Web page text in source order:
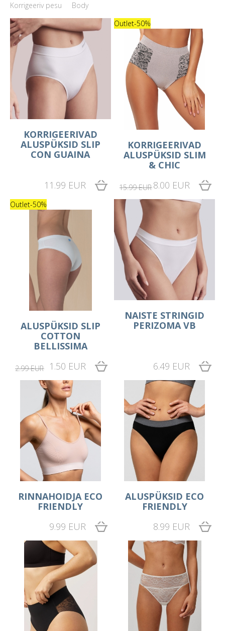
Korrigeeriv pesu
Body
KORRIGEERIVAD
ALUSPÜKSID SLIP
CON GUAINA
11.99 EUR
Outlet-50%
KORRIGEERIVAD
ALUSPÜKSID SLIM
& CHIC
15.99 EUR8.00 EUR
Outlet-50%
ALUSPÜKSID SLIP
COTTON
BELLISSIMA
2.99 EUR 1.50 EUR
NAISTE STRINGID
PERIZOMA VB
6.49 EUR
RINNAHOIDJA ECO
FRIENDLY
9.99 EUR
ALUSPÜKSID ECO
FRIENDLY
8.99 EUR